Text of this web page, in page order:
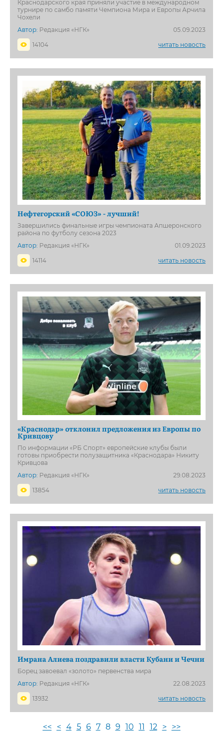
Краснодарского края приняли участие в международном
турнире по самбо памяти Чемпиона Мира и Европы Арчила
Чохели
Автор: Редакция «НГК»
05.09.2023
14104
читать новость
Нефтегорский «СОЮЗ» - лучший!
Завершились финальные игры чемпионата Апшеронского
района по футболу сезона 2023
Автор: Редакция «НГК»
01.09.2023
14114
читать новость
«Краснодар» отклонил предложения из Европы по
Кривцову
По информации «РБ Спорт» европейские клубы были
готовы приобрести полузащитника «Краснодара» Никиту
Кривцова
Автор: Редакция «НГК»
29.08.2023
13854
читать новость
Имрана Алиева поздравили власти Кубани и Чечни
Борец завоевал «золото» первенства мира
Автор: Редакция «НГК»
22.08.2023
13932
читать новость
<< < 4 5 6 7 8 9 10 11 12 > >>